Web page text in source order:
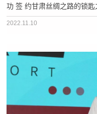
功 签 约甘肃丝绸之路的锁
丽的宝玉这里历史悠久，地
2022.11.10